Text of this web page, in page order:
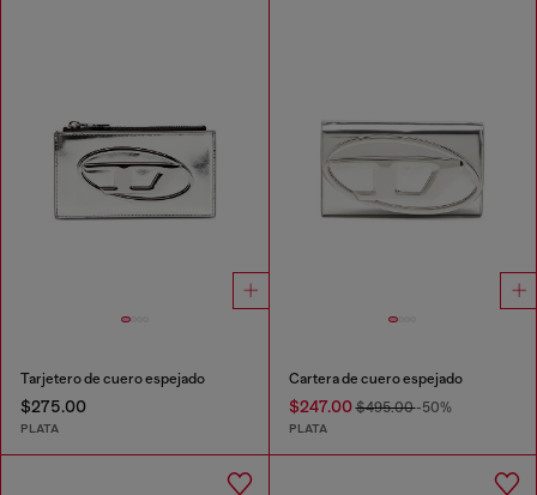
Tarjetero de cuero espejado
$275.00
PLATA
Cartera de cuero espejado
$247.00$495.00-50%
PLATA